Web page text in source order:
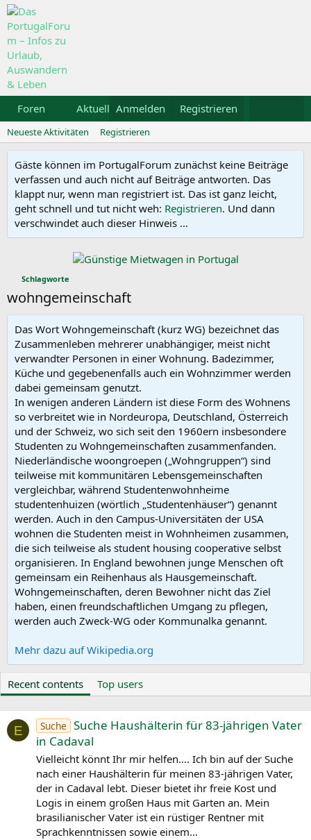
Foren Aktuelles Galerie Kalender
Anmelden Registrieren
Neueste Aktivitäten Registrieren
Gäste können im PortugalForum zunächst keine Beiträge
verfassen und auch nicht auf Beiträge antworten. Das
klappt nur, wenn man registriert ist. Das ist ganz leicht,
geht schnell und tut nicht weh: Registrieren. Und dann
verschwindet auch dieser Hinweis ...
Schlagworte
wohngemeinschaft
Das Wort Wohngemeinschaft (kurz WG) bezeichnet das
Zusammenleben mehrerer unabhängiger, meist nicht
verwandter Personen in einer Wohnung. Badezimmer,
Küche und gegebenenfalls auch ein Wohnzimmer werden
dabei gemeinsam genutzt.
In wenigen anderen Ländern ist diese Form des Wohnens
so verbreitet wie in Nordeuropa, Deutschland, Österreich
und der Schweiz, wo sich seit den 1960ern insbesondere
Studenten zu Wohngemeinschaften zusammenfanden.
Niederländische woongroepen („Wohngruppen“) sind
teilweise mit kommunitären Lebensgemeinschaften
vergleichbar, während Studentenwohnheime
studentenhuizen (wörtlich „Studentenhäuser“) genannt
werden. Auch in den Campus-Universitäten der USA
wohnen die Studenten meist in Wohnheimen zusammen,
die sich teilweise als student housing cooperative selbst
organisieren. In England bewohnen junge Menschen oft
gemeinsam ein Reihenhaus als Hausgemeinschaft.
Wohngemeinschaften, deren Bewohner nicht das Ziel
haben, einen freundschaftlichen Umgang zu pflegen,
werden auch Zweck-WG oder Kommunalka genannt.
Mehr dazu auf Wikipedia.org
Recent contents Top users
E Suche Suche Haushälterin für 83-jährigen Vater
in Cadaval
Vielleicht könnt Ihr mir helfen.... Ich bin auf der Suche
nach einer Haushälterin für meinen 83-jährigen Vater,
der in Cadaval lebt. Dieser bietet ihr freie Kost und
Logis in einem großen Haus mit Garten an. Mein
brasilianischer Vater ist ein rüstiger Rentner mit
Sprachkenntnissen sowie einem...